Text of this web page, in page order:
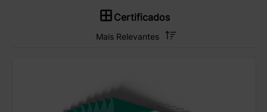
Certificados